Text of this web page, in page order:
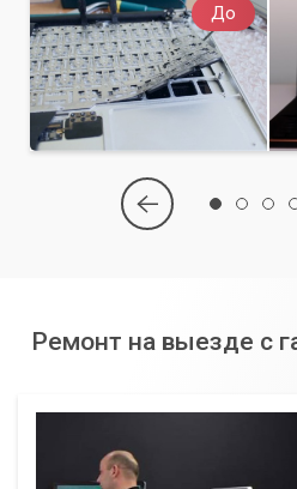
До
Ремонт на выезде с